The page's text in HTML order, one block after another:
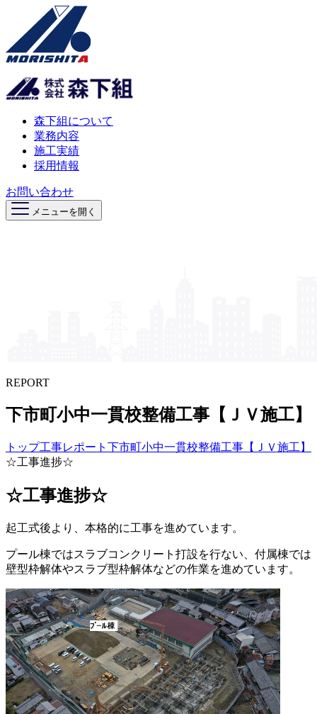
森下組について
業務内容
施工実績
採用情報
お問い合わせ
メニューを開く
REPORT
下市町小中​一貫校整備工事【ＪＶ施工】
トップ工事レポート 下市町小中一貫校整備工事【ＪＶ施工】
☆工事進捗☆
☆工事進捗☆
起工式後より、本格的に工事を進めています。
プール棟ではスラブコンクリート打設を行ない、付属棟では
壁型枠解体やスラブ型枠解体などの作業を進めています。